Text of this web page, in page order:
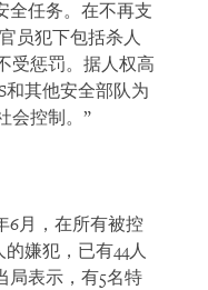
全任务。在不再支
员犯下包括杀人
受惩罚。据人权高
和其他安全部队为
会控制。”
6月，在所有被控
的嫌犯，已有44人
局表示，有5名特